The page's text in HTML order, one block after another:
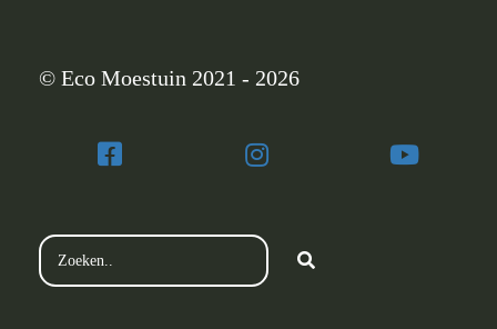
© Eco Moestuin 2021 - 2026